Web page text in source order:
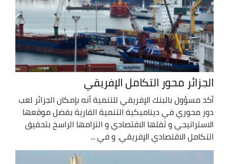
الجزائر محور التكامل الإفريقي
أكد مسؤول بالبنك الإفريقي للتنمية أنه بإمكان الجزائر لعب
دور محوري في ديناميكية التنمية القارية بفضل موقعها
الاستراتيجي و ثقلها الاقتصادي و التزامها الراسخ بتحقيق
التكامل الاقتصادي الإفريقي. و في ...